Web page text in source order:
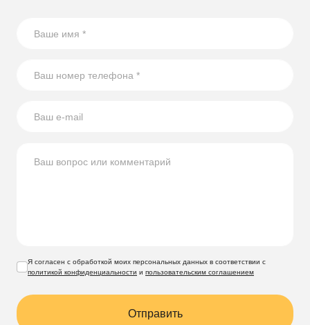
усилению обоймой, когда нужен специалист и когда
Я согласен с обработкой моих персональных данных в соответствии с
политикой конфиденциальности и пользовательским соглашением
Отправить